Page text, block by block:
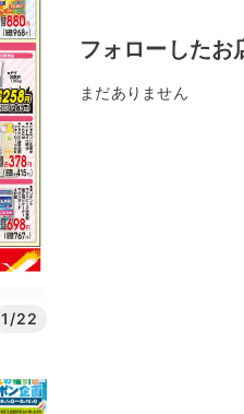
1/22
フォローしたお
まだありません